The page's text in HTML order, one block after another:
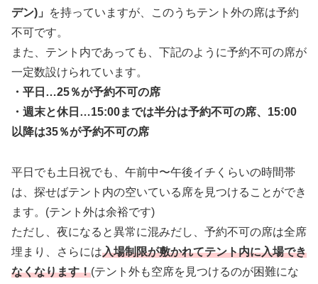
デン)」
を持っていますが、このうちテント外の席は予約
不可です。
また、テント内であっても、下記のように予約不可の席が
一定数設けられています。
・平日…25％が予約不可の席
・週末と休日…15:00までは半分は予約不可の席、15:00
以降は35％が予約不可の席
平日でも土日祝でも、午前中〜午後イチくらいの時間帯
は、探せばテント内の空いている席を見つけることができ
ます。(テント外は余裕です)
ただし、夜になると異常に混みだし、予約不可の席は全席
埋まり、さらには入場制限が敷かれてテント内に入場でき
なくなります！(テント外も空席を見つけるのが困難にな